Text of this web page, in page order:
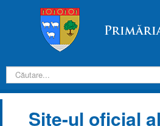
Introduceți
căutarea
dorită:
Site-ul oficial